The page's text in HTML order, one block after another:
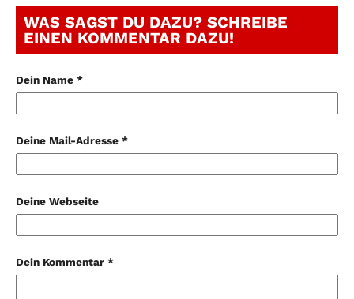
WAS SAGST DU DAZU? SCHREIBE
EINEN KOMMENTAR DAZU!
Dein Name *
Deine Mail-Adresse *
Deine Webseite
Dein Kommentar *